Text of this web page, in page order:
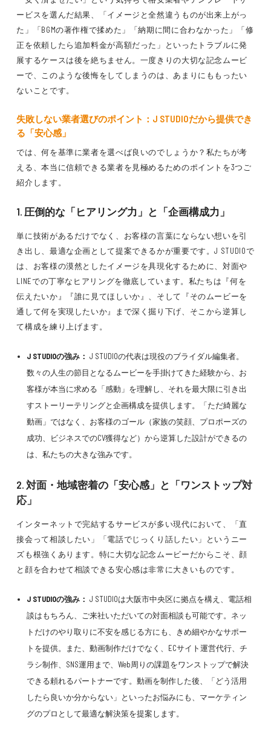
ービスを選んだ結果、「イメージと全然違うものが出来上がっ
た」「BGMの著作権で揉めた」「納期に間に合わなかった」「修
正を依頼したら追加料金が高額だった」といったトラブルに発
展するケースは後を絶ちません。一度きりの大切な記念ムービ
ーで、このような後悔をしてしまうのは、あまりにももったい
ないことです。
失敗しない業者選びのポイント：J STUDIOだから提供でき
る「安心感」
では、何を基準に業者を選べば良いのでしょうか？私たちが考
える、本当に信頼できる業者を見極めるためのポイントを3つご
紹介します。
1. 圧倒的な「ヒアリング力」と「企画構成力」
単に技術があるだけでなく、お客様の言葉にならない想いを引
き出し、最適な企画として提案できるかが重要です。J STUDIOで
は、お客様の漠然としたイメージを具現化するために、対面や
LINEでの丁寧なヒアリングを徹底しています。私たちは『何を
伝えたいか』『誰に見てほしいか』、そして『そのムービーを
通して何を実現したいか』まで深く掘り下げ、そこから逆算し
て構成を練り上げます。
J STUDIOの強み： J STUDIOの代表は現役のブライダル編集者。
数々の人生の節目となるムービーを手掛けてきた経験から、お
客様が本当に求める「感動」を理解し、それを最大限に引き出
すストーリーテリングと企画構成を提供します。「ただ綺麗な
動画」ではなく、お客様のゴール（家族の笑顔、プロポーズの
成功、ビジネスでのCV獲得など）から逆算した設計ができるの
は、私たちの大きな強みです。
2. 対面・地域密着の「安心感」と「ワンストップ対
応」
インターネットで完結するサービスが多い現代において、「直
接会って相談したい」「電話でじっくり話したい」というニー
ズも根強くあります。特に大切な記念ムービーだからこそ、顔
と顔を合わせて相談できる安心感は非常に大きいものです。
J STUDIOの強み： J STUDIOは大阪市中央区に拠点を構え、電話相
談はもちろん、ご来社いただいての対面相談も可能です。ネッ
トだけのやり取りに不安を感じる方にも、きめ細やかなサポー
トを提供。また、動画制作だけでなく、ECサイト運営代行、チ
ラシ制作、SNS運用まで、Web周りの課題をワンストップで解決
できる頼れるパートナーです。動画を制作した後、「どう活用
したら良いか分からない」といったお悩みにも、マーケティン
グのプロとして最適な解決策を提案します。